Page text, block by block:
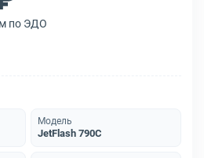
по ЭДО
Модель
JetFlash 790C